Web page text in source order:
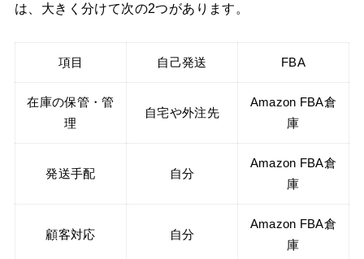
は、大きく分けて次の2つがあります。
項目 自己発送 FBA
在庫の保管・管
理
自宅や外注先
Amazon FBA倉
庫
発送手配 自分
Amazon FBA倉
庫
顧客対応 自分
Amazon FBA倉
庫